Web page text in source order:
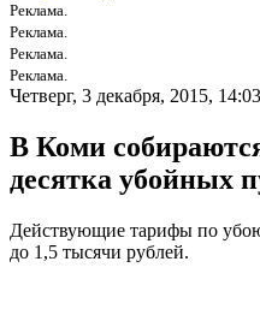
Реклама.
Реклама.
Реклама.
Реклама.
Четверг, 3 декабря, 2015, 14:03
В Коми
десятка убойных
Действующие тарифы по
до 1,5 тысячи рублей.